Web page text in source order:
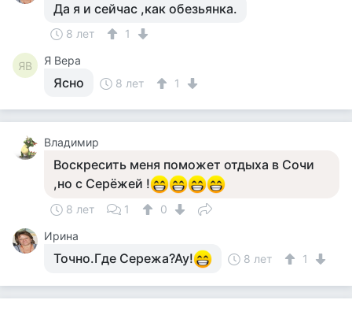
Да я и сейчас ,как обезьянка.
8 лет 1
ЯВ Я Вера
Ясно 8 лет 1
Владимир
Воскресить меня поможет отдыха в Сочи
,но с Серёжей !
8 лет 1
0
Ирина
Точно.Где Сережа?Ау! 8 лет 1